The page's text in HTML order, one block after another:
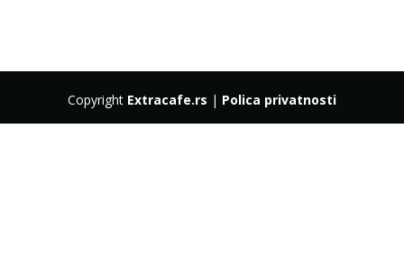
Copyright Extracafe.rs | Polica privatnosti